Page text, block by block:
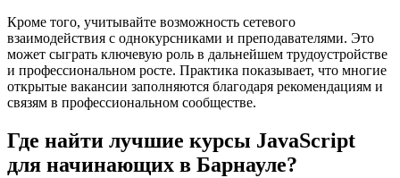
Кроме того, учитывайте возможность сетевого
взаимодействия с однокурсниками и преподавателями. Это
может сыграть ключевую роль в дальнейшем трудоустройстве
и профессиональном росте. Практика показывает, что многие
открытые вакансии заполняются благодаря рекомендациям и
связям в профессиональном сообществе.
Где найти лучшие курсы JavaScript
для начинающих в Барнауле?